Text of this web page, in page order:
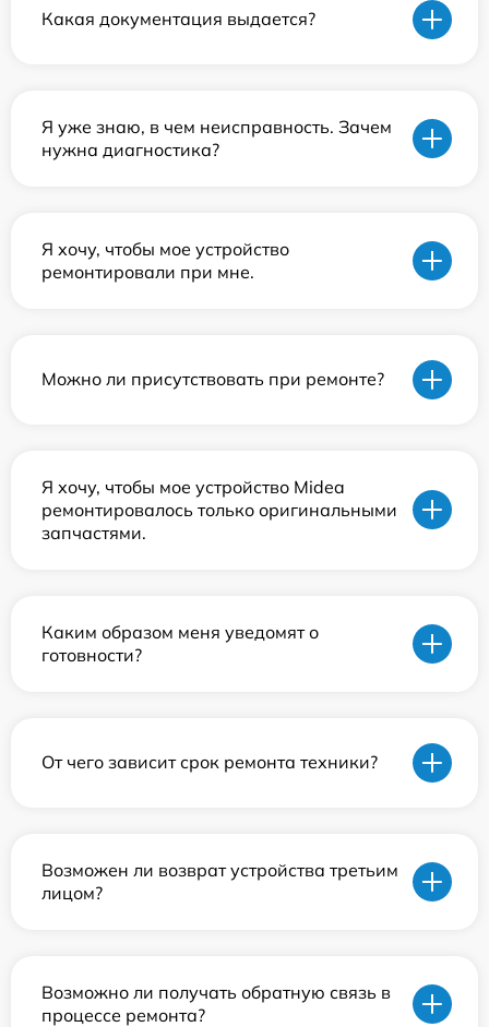
Какая документация выдается?
Я уже знаю, в чем неисправность. Зачем
нужна диагностика?
Я хочу, чтобы мое устройство
ремонтировали при мне.
Можно ли присутствовать при ремонте?
Я хочу, чтобы мое устройство Midea
ремонтировалось только оригинальными
запчастями.
Каким образом меня уведомят о
готовности?
От чего зависит срок ремонта техники?
Возможен ли возврат устройства третьим
лицом?
Возможно ли получать обратную связь в
процессе ремонта?